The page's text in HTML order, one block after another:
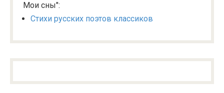
Мои сны":
Стихи русских поэтов классиков